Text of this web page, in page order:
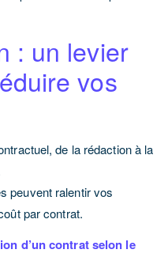
: un levier
vos
de la rédaction à la
peuvent ralentir vos
par contrat.
d’un contrat selon le